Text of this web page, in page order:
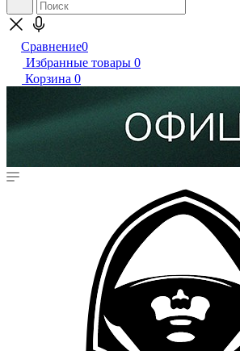
Сравнение0
Избранные товары 0
Корзина 0